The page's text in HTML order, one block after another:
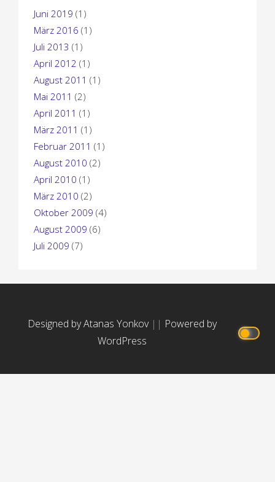
Juni 2019 (1)
März 2016 (1)
Juli 2013 (1)
April 2012 (1)
August 2011 (1)
Mai 2011 (2)
April 2011 (1)
März 2011 (1)
Februar 2011 (1)
August 2010 (2)
April 2010 (1)
März 2010 (2)
Oktober 2009 (4)
August 2009 (6)
Juli 2009 (7)
Designed by Atanas Yonkov || Powered by
WordPress